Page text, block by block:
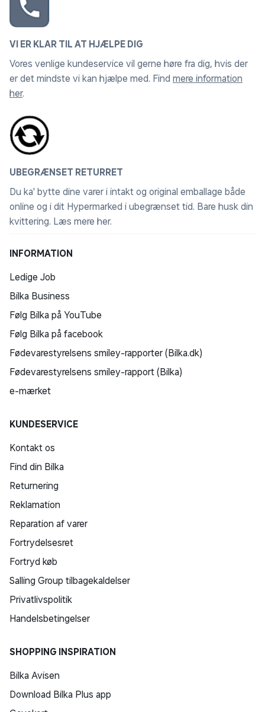
VI ER KLAR TIL AT HJÆLPE DIG
Vores venlige kundeservice vil gerne høre fra dig, hvis der
er det mindste vi kan hjælpe med. Find mere information
her.
UBEGRÆNSET RETURRET
Du ka' bytte dine varer i intakt og original emballage både
online og i dit Hypermarked i ubegrænset tid. Bare husk din
kvittering. Læs mere her.
INFORMATION
Ledige Job
Bilka Business
Følg Bilka på YouTube
Følg Bilka på facebook
Fødevarestyrelsens smiley-rapporter (Bilka.dk)
Fødevarestyrelsens smiley-rapport (Bilka)
e-mærket
KUNDESERVICE
Kontakt os
Find din Bilka
Returnering
Reklamation
Reparation af varer
Fortrydelsesret
Fortryd køb
Salling Group tilbagekaldelser
Privatlivspolitik
Handelsbetingelser
SHOPPING INSPIRATION
Bilka Avisen
Download Bilka Plus app